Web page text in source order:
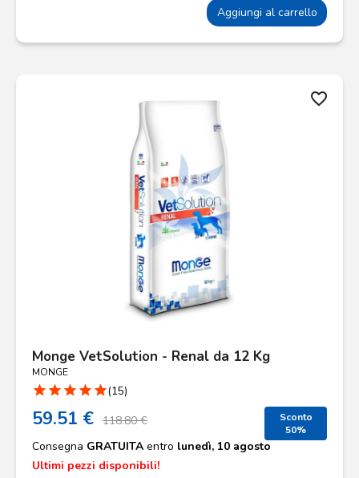
Aggiungi al carrello
favorite_border
Monge VetSolution - Renal da 12 Kg
MONGE
star star star star star(15)
59.51 € 118.80 €
Sconto
50%
Consegna GRATUITA entro lunedì, 10 agosto
Ultimi pezzi disponibili!